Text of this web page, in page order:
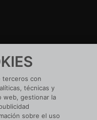
terceros con
técnicas y
web, gestionar la
sobre el uso